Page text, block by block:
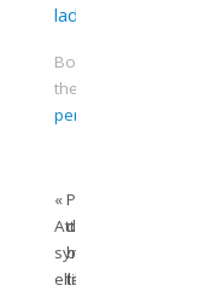
laddad
Bookmark
the
permalink
«
Att
synas
eller
Publicera
dina
blogginlägg
till